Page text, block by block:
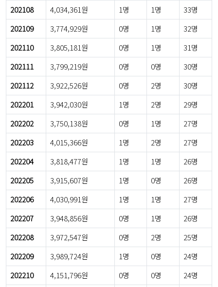
202108
4,034,361원 1명 1명
33명
202109
3,774,929원 0명 1명
32명
202110
3,805,181원 0명 1명
31명
202111
3,799,219원 0명 0명
30명
202112
3,922,526원 0명 2명
30명
202201
3,942,030원 1명 2명
29명
202202
3,750,138원 0명 1명
27명
202203
4,015,366원 1명 2명
27명
202204
3,818,477원 1명 1명
26명
202205
3,915,607원 1명 0명
26명
202206
4,030,991원 1명 1명
27명
202207
3,948,856원 0명 1명
26명
202208
3,972,547원 0명 2명
25명
202209
3,989,724원 1명 0명
24명
202210
4,151,796원 0명 0명 24명